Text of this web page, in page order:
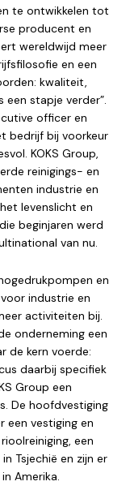
te ontwikkelen tot
producent en
wereldwijd meer
en een
kwaliteit,
een stapje verder”.
officer en
bedrijf bij voorkeur
KOKS Group,
reinigings- en
industrie en
levenslicht en
beginjaren werd
van nu.
en
industrie en
activiteiten bij.
onderneming een
de kern voerde:
daarbij specifiek
Group een
De hoofdvestiging
een vestiging en
een
Tsjechië en zijn er
Amerika.